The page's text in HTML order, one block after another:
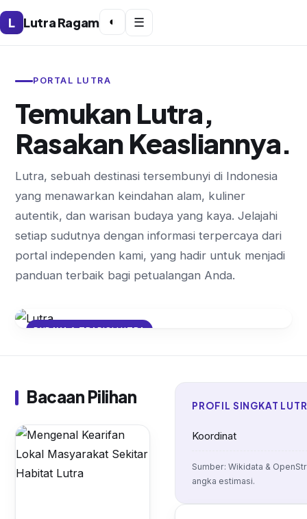
L Lutra Ragam ◐ ☰
PORTAL LUTRA
Temukan Lutra,
Rasakan Keasliannya.
Lutra, sebuah destinasi tersembunyi di Indonesia
yang menawarkan keindahan alam, kuliner
autentik, dan warisan budaya yang kaya. Jelajahi
setiap sudutnya dengan informasi terpercaya dari
portal independen kami, yang hadir untuk menjadi
panduan terbaik bagi petualangan Anda.
BUDAYA & TRADISI LUTRA
Bacaan Pilihan PROFIL SINGKAT
Koordinat
Sumber: Wikidata &
angka estimasi.